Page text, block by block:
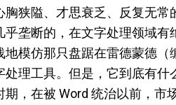
胸狭隘、才思衰乏、反复无常
乎垄断的，在文字处理领域
地模仿那只盘踞在雷德蒙德
处理工具。但是，它到底有
期，在被 Word 统治以前，